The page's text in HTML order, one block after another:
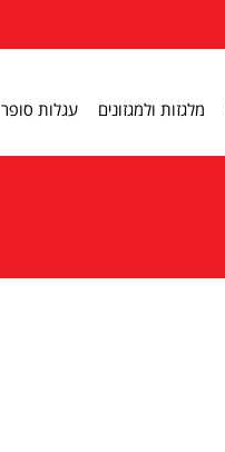
מלגזות ולמגזונים עגלות סופר